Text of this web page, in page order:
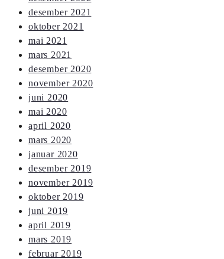
desember 2021
oktober 2021
mai 2021
mars 2021
desember 2020
november 2020
juni 2020
mai 2020
april 2020
mars 2020
januar 2020
desember 2019
november 2019
oktober 2019
juni 2019
april 2019
mars 2019
februar 2019